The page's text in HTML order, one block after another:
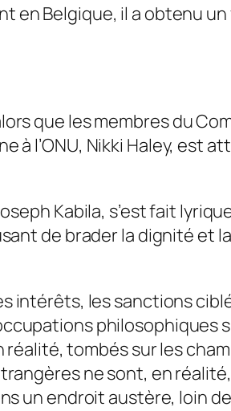
Belgique, il a obtenu un
que les membres du
à l’ONU, Nikki Haley, est
Kabila, s’est fait
de brader la dignité et
intérêts, les sanctions
philosophiques
tombés sur les
ne sont, en
un endroit austère, loin